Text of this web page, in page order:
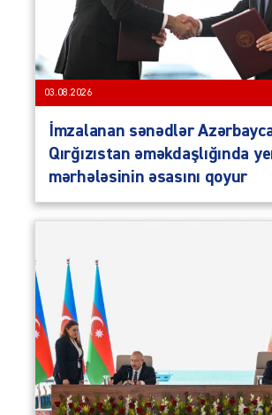
03.08.2026
İmzalanan sənədlər
Qırğızıstan əməkdaşlığında
mərhələsinin əsasını qoyur